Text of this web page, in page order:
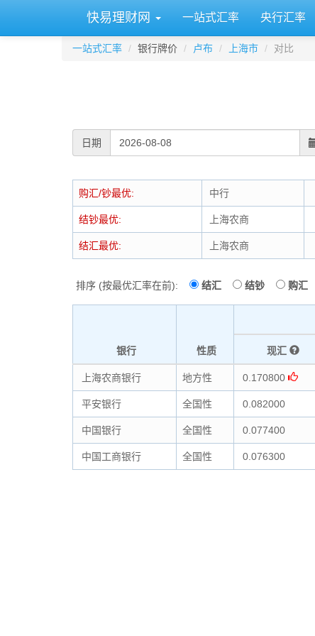
快易理财网 一站式汇率 央行汇率
一站式汇率 银行牌价 卢布 上海市 对比
日期
购汇/钞最优: 中行
结钞最优: 上海农商
结汇最优: 上海农商
排序 (按最优汇率在前): 结汇 结钞 购汇
银行 性质 现汇
上海农商银行 地方性 0.170800
平安银行 全国性 0.082000
中国银行 全国性 0.077400
中国工商银行 全国性 0.076300